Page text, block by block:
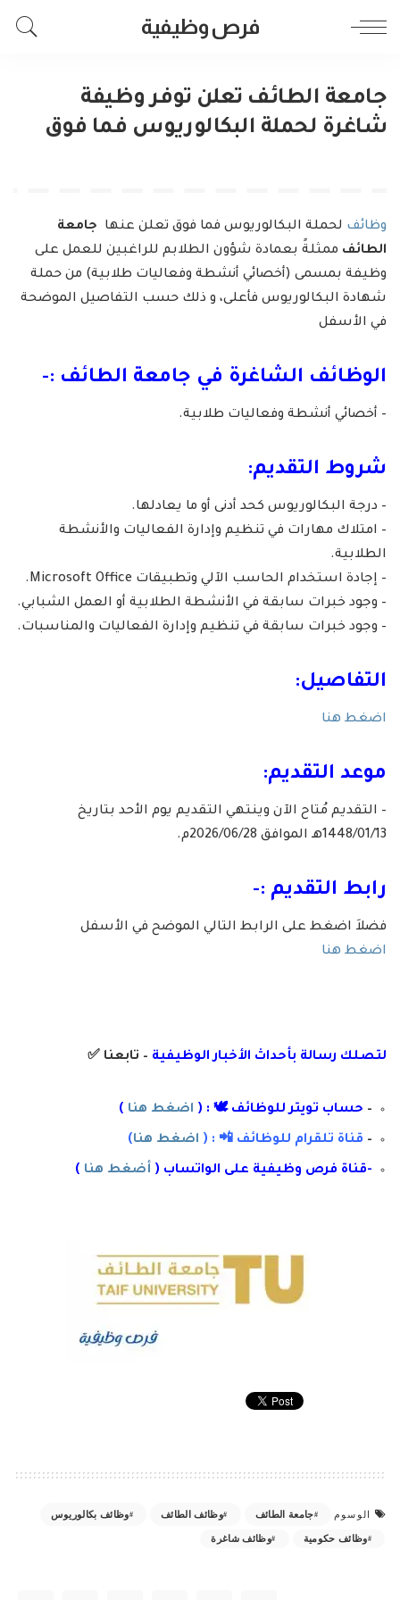
فرص وظيفية
جامعة الطائف تعلن توفر وظيفة
شاغرة لحملة البكالوريوس فما فوق
وظائف لحملة البكالوريوس فما فوق تعلن عنها جامعة
الطائف ممثلةً بعمادة شؤون الطلابم للراغبين للعمل على
وظيفة بمسمى (أخصائي أنشطة وفعاليات طلابية) من حملة
شهادة البكالوريوس فأعلى، و ذلك حسب التفاصيل الموضحة
في الأسفل
الوظائف الشاغرة في جامعة الطائف :-
– أخصائي أنشطة وفعاليات طلابية.
شروط التقديم:
– درجة البكالوريوس كحد أدنى أو ما يعادلها.
– امتلاك مهارات في تنظيم وإدارة الفعاليات والأنشطة
الطلابية.
– إجادة استخدام الحاسب الآلي وتطبيقات Microsoft Office.
– وجود خبرات سابقة في الأنشطة الطلابية أو العمل الشبابي.
– وجود خبرات سابقة في تنظيم وإدارة الفعاليات والمناسبات.
التفاصيل:
اضغط هنا
موعد التقديم:
– التقديم مُتاح الآن وينتهي التقديم يوم الأحد بتاريخ
1448/01/13هـ الموافق 2026/06/28م.
رابط التقديم :-
فضلاَ اضغط على الرابط التالي الموضح في الأسفل
اضغط هنا
لتصلك رسالة بأحداث الأخبار الوظيفية – تابعنا ✅
– حساب تويتر للوظائف 🕊 : ( اضغط هنا )
– قناة تلقرام للوظائف 📲 : ( اضغط هنا)
-قناة فرص وظيفية على الواتساب ( أضغط هنا )
الوسوم جامعة الطائف وظائف الطائف وظائف بكالوريوس
وظائف حكومية وظائف شاغرة